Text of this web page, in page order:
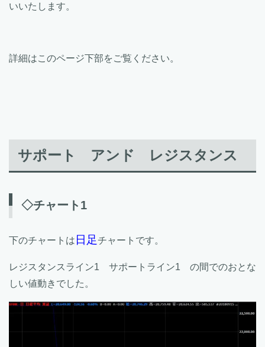
いいたします。
詳細はこのページ下部をご覧ください。
サポート アンド レジスタンス
◇チャート1
下のチャートは 日足 チャートです。
レジスタンスライン1 サポートライン1 の間でのおとな
しい値動きでした。